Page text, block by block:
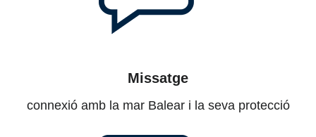
Missatge
connexió amb la mar Balear i la seva protecció